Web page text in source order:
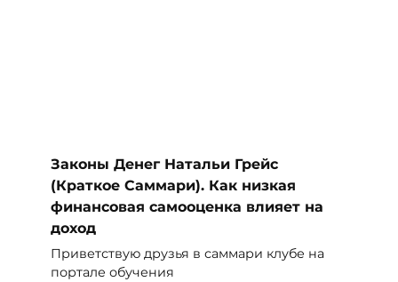
Законы Денег Натальи Грейс
(Краткое Саммари). Как низкая
финансовая самооценка влияет на
доход
Приветствую друзья в саммари клубе на
портале обучения